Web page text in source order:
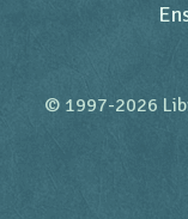
© 1997-2026